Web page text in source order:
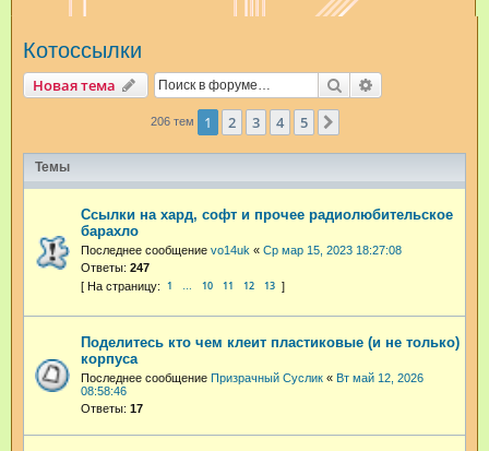
Котоссылки
Новая тема Поиск
206 тем 1 2 3 4 5
Темы
Ссылки на хард, софт и прочее радиолюбительское
барахло
Последнее сообщение vo14uk « Ср мар 15, 2023 18:27:08
Ответы: 247
1 … 10 11 12 13
Поделитесь кто чем клеит пластиковые (и не только)
корпуса
Последнее сообщение Призрачный Суслик « Вт май 12, 2026
08:58:46
Ответы: 17